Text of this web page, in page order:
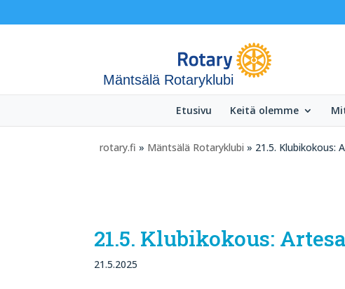
Mäntsälä Rotaryklubi
Etusivu Keitä olemme
rotary.fi » Mäntsälä Rotaryklubi » 21.5. Klubikokous:
21.5. Klubikokous:
21.5.2025